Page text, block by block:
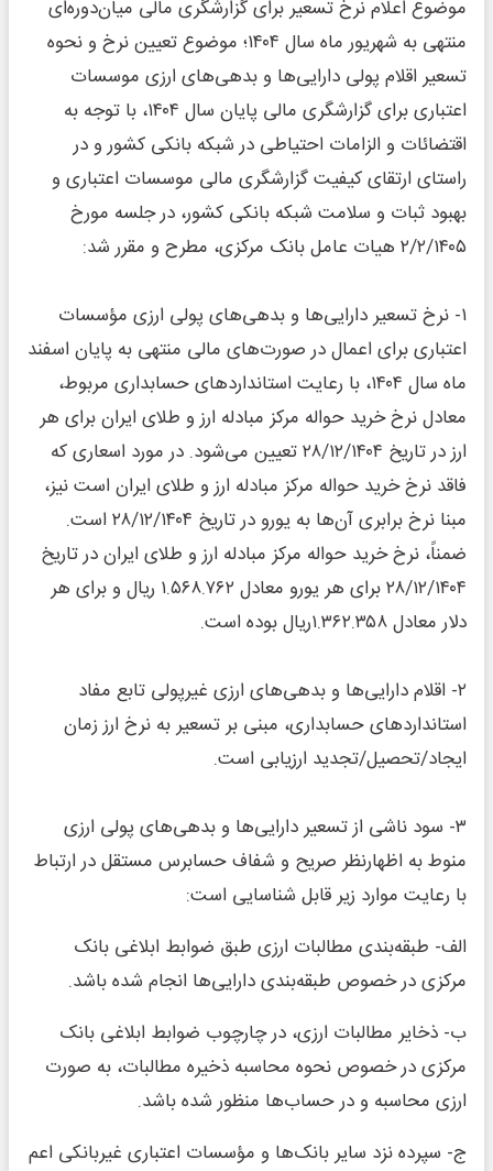
موضوع اعلام نرخ تسعیر برای گزارشگری مالی میان‌دوره‌ای
منتهی به شهریور ماه سال ۱۴۰۴؛ موضوع تعیین نرخ و نحوه
تسعیر اقلام پولی دارایی‌ها و بدهی‌های ارزی موسسات
اعتباری برای گزارشگری مالی پایان سال ۱۴۰۴، با توجه به
اقتضائات و الزامات احتیاطی در شبکه بانکی کشور و در
راستای ارتقای کیفیت گزارشگری مالی موسسات اعتباری و
بهبود ثبات و سلامت شبکه بانکی کشور، در جلسه مورخ
۲‌‌‌‌‌‌‌‌‌‌‌/۲‌‌‌‌‌‌‌‌‌‌‌‌‌‌‌‌‌/۱۴۰۵ هیات عامل بانک مرکزی، مطرح و مقرر شد:
۱‌‌‌‌‌‌‌‌‌- نرخ تسعیر دارایی‌ها و بدهی‌های پولی ارزی مؤسسات
اعتباری برای اعمال در صورت‌های مالی منتهی به پایان اسفند
ماه سال ۱۴۰۴، با رعایت استانداردهای حسابداری مربوط،
معادل نرخ خرید حواله‌ مرکز مبادله ارز و طلای ایران برای هر
ارز در تاریخ ۲۸‌‌‌‌‌‌‌‌‌‌‌‌‌‌‌‌‌‌‌‌‌‌‌‌‌‌‌/۱۲‌‌‌‌‌‌‌‌‌‌‌‌‌‌‌‌‌‌‌‌‌‌‌‌‌‌‌/۱۴۰۴ تعیین می‌شود. در مورد اسعاری که
فاقد نرخ خرید حواله‌ مرکز مبادله ارز و طلای ایران است نیز،
مبنا نرخ برابری آن‌ها به یورو در تاریخ ۲۸‌‌‌‌‌‌‌‌‌‌‌‌‌‌‌‌‌‌‌‌‌‌‌‌‌‌‌/۱۲‌‌‌‌‌‌‌‌‌‌‌‌‌‌‌‌‌‌‌‌‌‌‌‌‌‌‌/۱۴۰۴ است.
ضمناً، نرخ خرید حواله‌ مرکز مبادله ارز و طلای ایران در تاریخ
۲۸‌‌‌‌‌‌‌‌‌‌‌‌‌‌‌‌‌‌‌‌‌‌‌‌‌‌‌/۱۲‌‌‌‌‌‌‌‌‌‌‌‌‌‌‌‌‌‌‌‌‌‌‌‌‌‌‌/۱۴۰۴ برای هر یورو معادل ۱.۵۶۸.۷۶۲ ریال و برای هر
دلار معادل ۱.۳۶۲.۳۵۸ریال بوده است.
۲‌‌‌‌‌‌‌‌‌‌‌‌- اقلام دارایی‌ها و بدهی‌های ارزی غیرپولی تابع مفاد
استانداردهای حسابداری، مبنی بر تسعیر به نرخ ارز زمان
ایجاد‌‌‌‌‌‌‌‌‌‌‌‌‌‌‌‌‌‌‌‌‌‌‌‌‌‌‌‌‌‌‌‌‌/تحصیل‌‌‌‌‌‌‌‌‌‌‌‌‌‌‌‌‌‌‌‌‌‌‌‌‌‌‌‌‌‌‌‌‌/تجدید ارزیابی است.
۳‌‌‌‌‌‌‌‌‌‌‌‌- سود ناشی از تسعیر دارایی‌ها و بدهی‌های پولی ارزی
منوط به اظهارنظر صریح و شفاف حسابرس مستقل در ارتباط
با رعایت موارد زیر قابل شناسایی است:
الف‌‌‌‌‌‌‌‌‌‌‌‌‌‌‌‌‌‌‌‌‌‌‌- طبقه‌‎بندی مطالبات ارزی طبق ضوابط ابلاغی بانک
مرکزی در خصوص طبقه‌بندی دارایی‌ها انجام شده باشد.
ب‌‌‌‌‌‌‌‌‌‌‌‌‌‌‌‌‌‌‌‌‌‌‌‌- ذخایر مطالبات ارزی، در چارچوب ضوابط ابلاغی بانک
مرکزی در خصوص نحوه محاسبه ذخیره مطالبات، به صورت
ارزی محاسبه و در حساب‌ها منظور شده باشد.
ج‌‌‌‌‌‌‌‌‌‌‌‌‌‌‌‌‌‌‌- سپرده نزد سایر بانک‌ها و مؤسسات اعتباری غیربانکی اعم